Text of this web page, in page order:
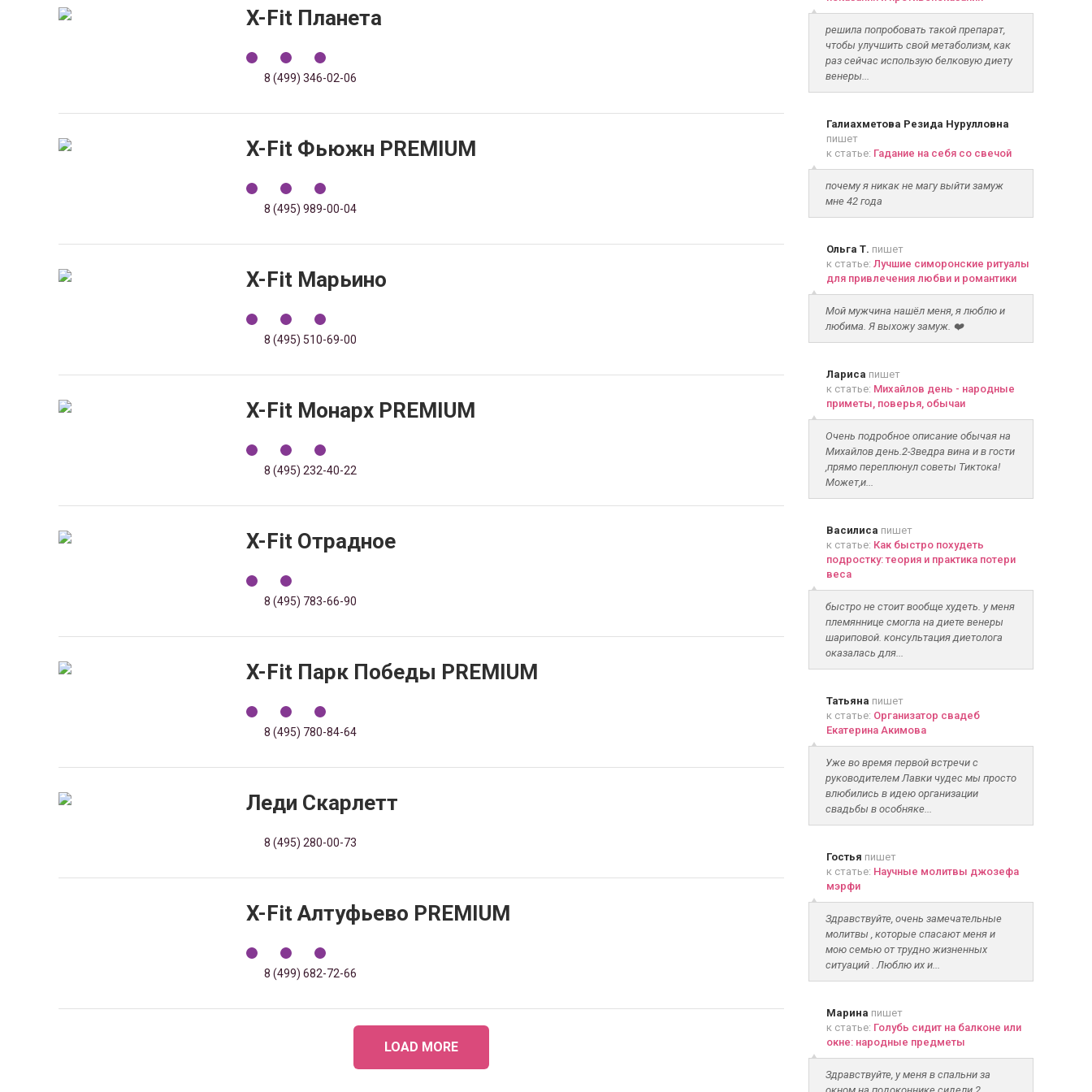
X-Fit Планета
8 (499) 346-02-06
X-Fit Фьюжн PREMIUM
8 (495) 989-00-04
X-Fit Марьино
8 (495) 510-69-00
X-Fit Монарх PREMIUM
8 (495) 232-40-22
X-Fit Отрадное
8 (495) 783-66-90
X-Fit Парк Победы PREMIUM
8 (495) 780-84-64
Леди Скарлетт
8 (495) 280-00-73
X-Fit Алтуфьево PREMIUM
8 (499) 682-72-66
LOAD MORE
решила попробовать такой препарат,
чтобы улучшить свой метаболизм, как
раз сейчас использую белковую диету
венеры...
Галиахметова Резида Нурулловна
пишет
к статье: Гадание на себя со свечой
почему я никак не магу выйти замуж
мне 42 года
Ольга Т. пишет
к статье: Лучшие симоронские ритуалы
для привлечения любви и романтики
Мой мужчина нашёл меня, я люблю и
любима. Я выхожу замуж. ❤️
Лариса пишет
к статье: Михайлов день - народные
приметы, поверья, обычаи
Очень подробное описание обычая на
Михайлов день.2-3ведра вина и в гости
,прямо переплюнул советы Тиктока!
Может,и...
Василиса пишет
к статье: Как быстро похудеть
подростку: теория и практика потери
веса
быстро не стоит вообще худеть. у меня
племяннице смогла на диете венеры
шариповой. консультация диетолога
оказалась для...
Татьяна пишет
к статье: Организатор свадеб
Екатерина Акимова
Уже во время первой встречи с
руководителем Лавки чудес мы просто
влюбились в идею организации
свадьбы в особняке...
Гостья пишет
к статье: Научные молитвы джозефа
мэрфи
Здравствуйте, очень замечательные
молитвы , которые спасают меня и
мою семью от трудно жизненных
ситуаций . Люблю их и...
Марина пишет
к статье: Голубь сидит на балконе или
окне: народные предметы
Здравствуйте, у меня в спальни за